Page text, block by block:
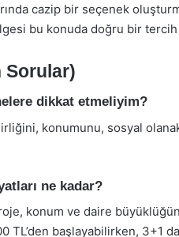
cazip bir seçenek
bu konuda doğru bir
Sorular)
dikkat etmeliyim?
konumunu, sosyal
ne kadar?
konum ve daire
TL’den başlayabilirken, 3+1